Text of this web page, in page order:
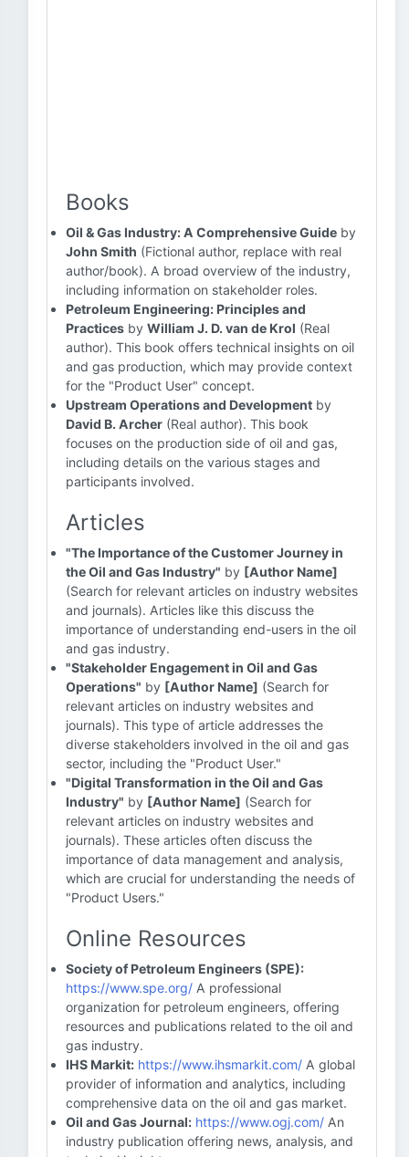
Books
Oil & Gas Industry: A Comprehensive Guide by
John Smith (Fictional author, replace with real
author/book). A broad overview of the industry,
including information on stakeholder roles.
Petroleum Engineering: Principles and
Practices by William J. D. van de Krol (Real
author). This book offers technical insights on oil
and gas production, which may provide context
for the "Product User" concept.
Upstream Operations and Development by
David B. Archer (Real author). This book
focuses on the production side of oil and gas,
including details on the various stages and
participants involved.
Articles
"The Importance of the Customer Journey in
the Oil and Gas Industry" by [Author Name]
(Search for relevant articles on industry websites
and journals). Articles like this discuss the
importance of understanding end-users in the oil
and gas industry.
"Stakeholder Engagement in Oil and Gas
Operations" by [Author Name] (Search for
relevant articles on industry websites and
journals). This type of article addresses the
diverse stakeholders involved in the oil and gas
sector, including the "Product User."
"Digital Transformation in the Oil and Gas
Industry" by [Author Name] (Search for
relevant articles on industry websites and
journals). These articles often discuss the
importance of data management and analysis,
which are crucial for understanding the needs of
"Product Users."
Online Resources
Society of Petroleum Engineers (SPE):
https://www.spe.org/ A professional
organization for petroleum engineers, offering
resources and publications related to the oil and
gas industry.
IHS Markit: https://www.ihsmarkit.com/ A global
provider of information and analytics, including
comprehensive data on the oil and gas market.
Oil and Gas Journal: https://www.ogj.com/ An
industry publication offering news, analysis, and